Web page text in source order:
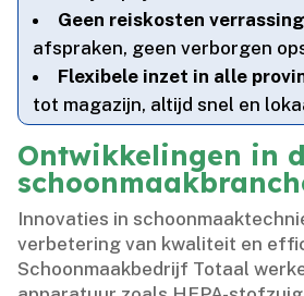
Geen reiskosten
afspraken, geen verborgen
Flexibele inzet in alle
tot magazijn, altijd snel en
Ontwikkelingen in
Innovaties in
verbetering van kwaliteit en
Schoonmaakbedrijf Totaal